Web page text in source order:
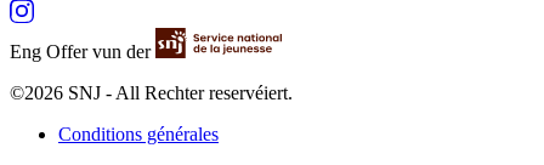
Eng Offer vun der
©2026 SNJ - All Rechter reservéiert.
Conditions générales